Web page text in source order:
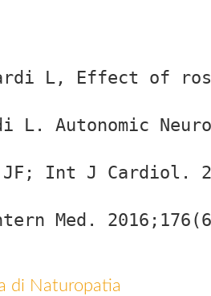
L, Effect of
L. Autonomic
Int J Cardiol.
Med.